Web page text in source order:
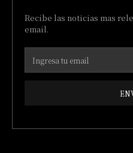
Recibe las noticias mas
email.